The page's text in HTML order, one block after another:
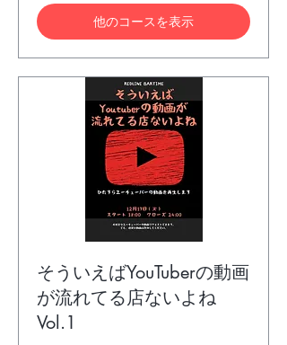
ジ
５
０
円
他のコースを表示
そういえばYouTuberの動画
が流れてる店ないよね
Vol.1